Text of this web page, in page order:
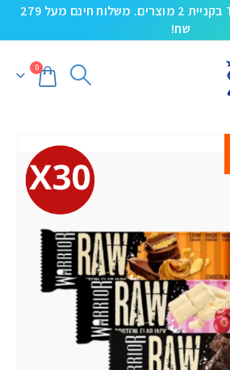
5% הנחה קופון TAKE5 בקניית 2 מוצרים. משלוח חינם מעל 279
שח!
0